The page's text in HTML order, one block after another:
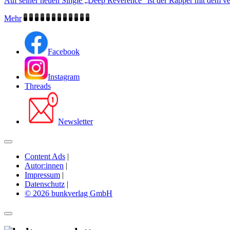
Mehr
Facebook
Instagram
Threads
Newsletter
Content Ads |
Autor:innen |
Impressum |
Datenschutz |
© 2026 bunkverlag GmbH